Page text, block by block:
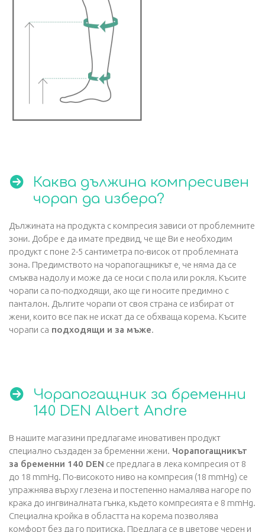
Каква дължина компресивен
чорап да избера?
Дължината на продукта с компресия зависи от проблемните
зони. Добре е да имате предвид, че ще Ви е необходим
продукт с поне 2-5 сантиметра по-висок от проблемната
зона. Предимството на чорапогащникът е, че няма да се
смъква надолу и може да се носи с пола или рокля. Късите
чорапи са по-подходящи, ако ще ги носите предимно с
панталон. Дългите чорапи от своя страна се избират от
жени, които все пак не искат да се обхваща корема. Късите
чорапи са подходящи и за мъже.
Чорапогащник за бременни
140 DEN Albert Andre
В нашите магазини предлагаме иновативен продукт
специално създаден за бременни жени. Чорапогащникът
за бременни 140 DEN се предлага в лека компресия от 8
до 18 mmHg. По-високото ниво на компресия (18 mmHg) се
упражнява върху глезена и постепенно намалява нагоре по
крака до ингвиналната гънка, където компресията е 8 mmHg.
Специална кройка в областта на корема позволява
комфорт без да го притиска. Предлага се в цветове черен и